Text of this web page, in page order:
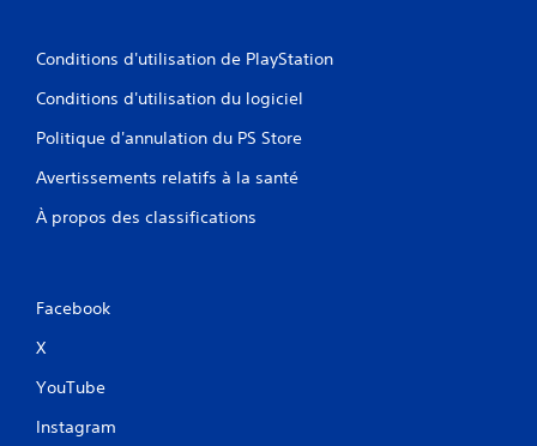
Conditions d'utilisation de PlayStation
Conditions d'utilisation du logiciel
Politique d'annulation du PS Store
Avertissements relatifs à la santé
À propos des classifications
Facebook
X
YouTube
Instagram